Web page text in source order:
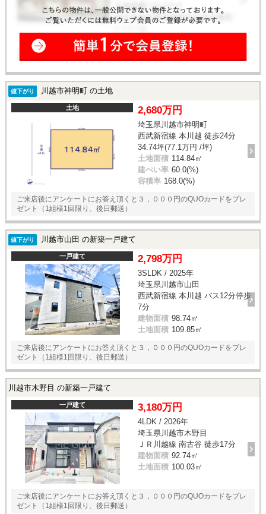
値下がり 川越市神明町 の土地
土地 2,680万円
埼玉県川越市神明町
西武新宿線 本川越 徒歩24分
34.74坪(77.1万円 /坪)
土地面積 114.84㎡
建ぺい率 60.0(%)
容積率 168.0(%)
ご来店後にアンケートにお答え頂くと３，０００円のQUOカードをプレ
ゼント（1組様1回限り、後日郵送）
値下がり 川越市山田 の新築一戸建て
一戸建て 2,798万円
3SLDK / 2025年
埼玉県川越市山田
西武新宿線 本川越 バス12分停歩
7分
建物面積 98.74㎡
土地面積 109.85㎡
ご来店後にアンケートにお答え頂くと３，０００円のQUOカードをプレ
ゼント（1組様1回限り、後日郵送）
川越市木野目 の新築一戸建て
一戸建て 3,180万円
4LDK / 2026年
埼玉県川越市木野目
ＪＲ川越線 南古谷 徒歩17分
建物面積 92.74㎡
土地面積 100.03㎡
ご来店後にアンケートにお答え頂くと３，０００円のQUOカードをプレ
ゼント（1組様1回限り、後日郵送）